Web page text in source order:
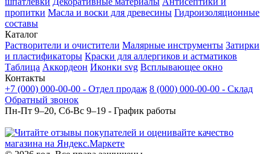
пропитки Масла и воски для древесины Гидроизоляционные
составы
Каталог
Растворители и очистители Малярные инструменты Затирки
и пластификаторы Краски для аллергиков и астматиков
Таблица Аккордеон Иконки svg Всплывающее окно
Контакты
+7 (000) 000-00-00 - Отдел продаж 8 (000) 000-00-00 - Склад
Обратный звонок
Пн-Пт 9–20, Сб-Вс 9–19 - График работы